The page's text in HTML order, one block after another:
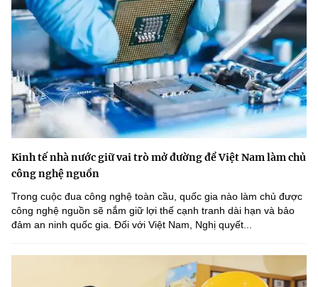
Kinh tế nhà nước giữ vai trò mở đường để Việt Nam làm chủ
công nghệ nguồn
Trong cuộc đua công nghệ toàn cầu, quốc gia nào làm chủ được
công nghệ nguồn sẽ nắm giữ lợi thế cạnh tranh dài hạn và bảo
đảm an ninh quốc gia. Đối với Việt Nam, Nghị quyết...